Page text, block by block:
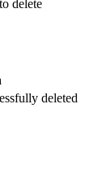
delete
deleted